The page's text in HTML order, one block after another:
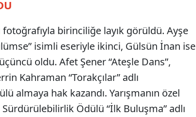
fotoğrafıyla birinciliğe layık görüldü. Ayşe
isimli eseriyle ikinci, Gülsün İnan ise
oldu. Afet Şener “Ateşle Dans”,
Kahraman “Torakçılar” adlı
almaya hak kazandı. Yarışmanın özel
Ödülü “İlk Buluşma” adlı